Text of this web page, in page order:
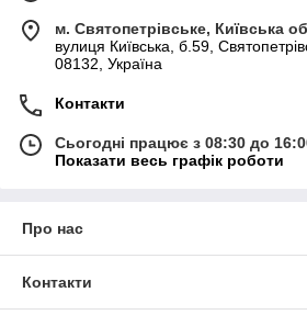
м. Святопетрівське, Київська
вулиця Київська, б.59,
08132, Україна
Контакти
Сьогодні працює з 08:30 до
Показати весь графік роботи
Про нас
Контакти